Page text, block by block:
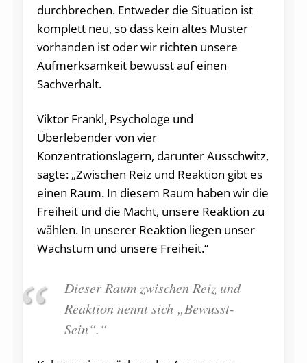
durchbrechen. Entweder die Situation ist
komplett neu, so dass kein altes Muster
vorhanden ist oder wir richten unsere
Aufmerksamkeit bewusst auf einen
Sachverhalt.
Viktor Frankl, Psychologe und
Überlebender von vier
Konzentrationslagern, darunter Ausschwitz,
sagte: „Zwischen Reiz und Reaktion gibt es
einen Raum. In diesem Raum haben wir die
Freiheit und die Macht, unsere Reaktion zu
wählen. In unserer Reaktion liegen unser
Wachstum und unsere Freiheit.“
Dieser Raum zwischen Reiz und
Reaktion nennt sich „Bewusst-
Sein“.“